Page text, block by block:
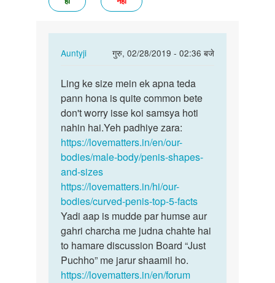
Auntyji
गुरु, 02/28/2019 - 02:36 बजे
In
to
Mera
ling
kele
ki
tarah
muda…
by
Aditya
Ling
ke
size
mein
ek
apna…
Ling ke size mein ek apna teda
pann hona is quite common bete
don't worry isse koi samsya hoti
nahin hai.Yeh padhiye zara:
https://lovematters.in/en/our-
bodies/male-body/penis-shapes-
and-sizes
https://lovematters.in/hi/our-
bodies/curved-penis-top-5-facts
Yadi aap is mudde par humse aur
gahri charcha me judna chahte hai
to hamare discussion Board “Just
Puchho” me jarur shaamil ho.
https://lovematters.in/en/forum